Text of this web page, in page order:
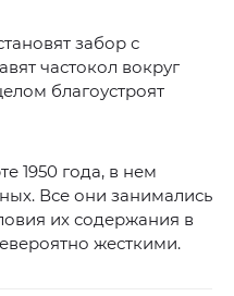
забор с
частокол вокруг
благоустроят
1950 года, в нем
Все они занимались
их содержания в
жесткими.